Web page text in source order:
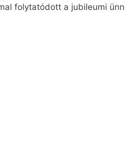
folytatódott a jubileumi